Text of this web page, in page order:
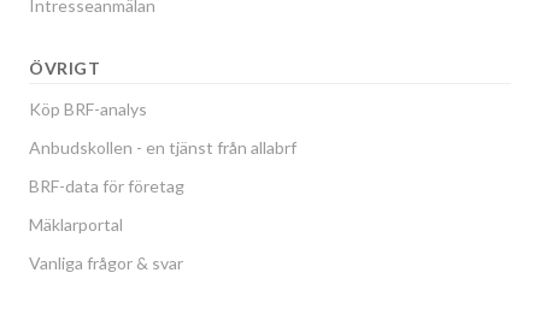
Intresseanmälan
ÖVRIGT
Köp BRF-analys
Anbudskollen - en tjänst från allabrf
BRF-data för företag
Mäklarportal
Vanliga frågor & svar